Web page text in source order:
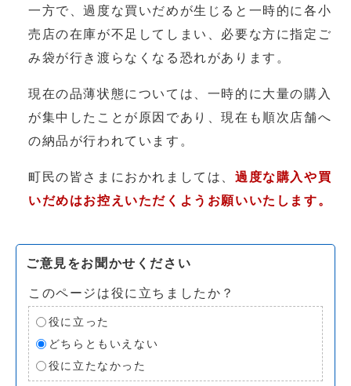
一方で、過度な買いだめが生じると一時的に各小
売店の在庫が不足してしまい、必要な方に指定ご
み袋が行き渡らなくなる恐れがあります。
現在の品薄状態については、一時的に大量の購入
が集中したことが原因であり、現在も順次店舗へ
の納品が行われています。
町民の皆さまにおかれましては、 過度な購入や買
いだめはお控えいただくようお願いいたします。
ご意見をお聞かせください
このページは役に立ちましたか？
役に立った
どちらともいえない
役に立たなかった